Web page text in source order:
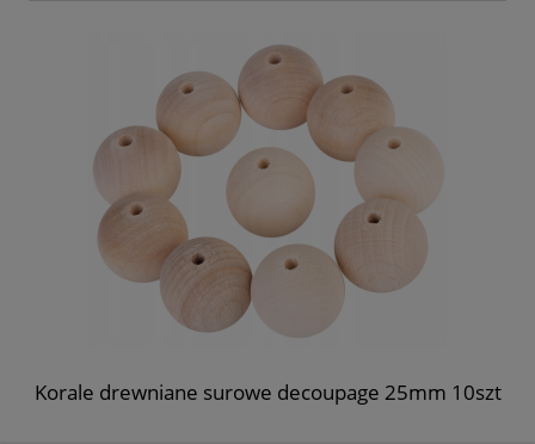
Korale drewniane surowe decoupage 25mm 10szt